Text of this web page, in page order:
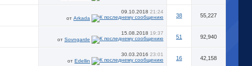
09.10.2018 21:24
от Arkada 38 55,227
15.08.2018 19:37
от Sovngarde 51 92,940
30.03.2016 23:01
от Edellin 16 42,158